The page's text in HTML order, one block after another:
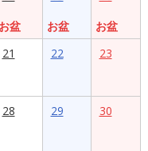
お盆
お盆
お盆
21 22 23
28 29 30